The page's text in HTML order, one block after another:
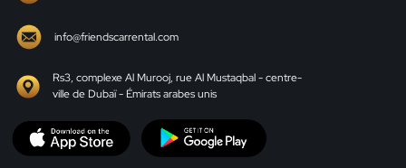
info@friendscarrental.com
Rs3, complexe Al Murooj, rue Al Mustaqbal - centre-
ville de Dubaï - Émirats arabes unis